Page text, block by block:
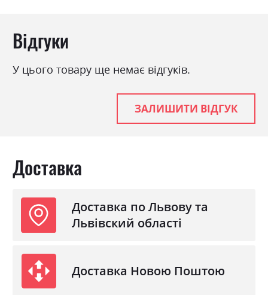
Відгуки
У цього товару ще немає відгуків.
ЗАЛИШИТИ ВІДГУК
Доставка
Доставка по Львову та
Львівский області
Доставка Новою Поштою